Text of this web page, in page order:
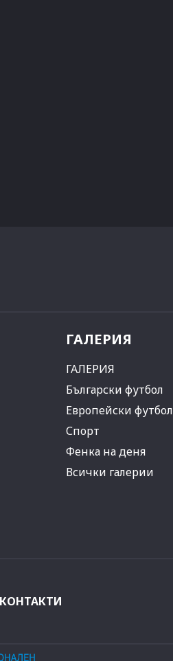
ГАЛЕРИЯ
ГАЛЕРИЯ
Български футбол
Европейски футбол
Спорт
Фенка на деня
Всички галерии
КОНТАКТИ